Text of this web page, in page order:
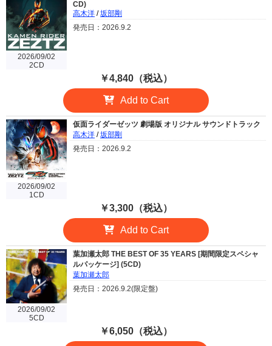
2026/09/02
2CD
CD)
高木洋 /坂部剛
発売日：2026.9.2
￥4,840（税込）
Add to Cart
2026/09/02
1CD
仮面ライダーゼッツ 劇場版 オリジナル サウンドトラック
高木洋 /坂部剛
発売日：2026.9.2
￥3,300（税込）
Add to Cart
2026/09/02
5CD
葉加瀬太郎 THE BEST OF 35 YEARS [期間限定スペシャ
ルパッケージ] (5CD)
葉加瀬太郎
発売日：2026.9.2(限定盤)
￥6,050（税込）